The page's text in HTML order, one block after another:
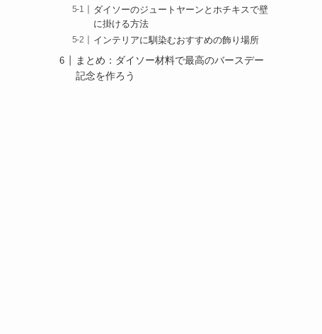
ダイソーのジュートヤーンとホチキスで壁
に掛ける方法
インテリアに馴染むおすすめの飾り場所
まとめ：ダイソー材料で最高のバースデー
記念を作ろう